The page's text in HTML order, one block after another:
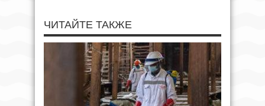
ЧИТАЙТЕ ТАКЖЕ